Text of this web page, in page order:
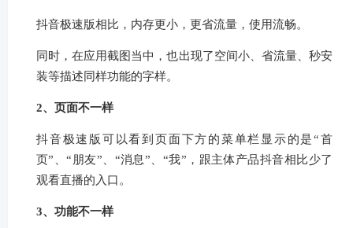
抖音极速版相比，内存更小，更省流量，使用流畅。
同时，在应用截图当中，也出现了空间小、省流量、秒安
装等描述同样功能的字样。
2、页面不一样
抖音极速版可以看到页面下方的菜单栏显示的是“首
页”、“朋友”、“消息”、“我”，跟主体产品抖音相比少了
观看直播的入口。
3、功能不一样